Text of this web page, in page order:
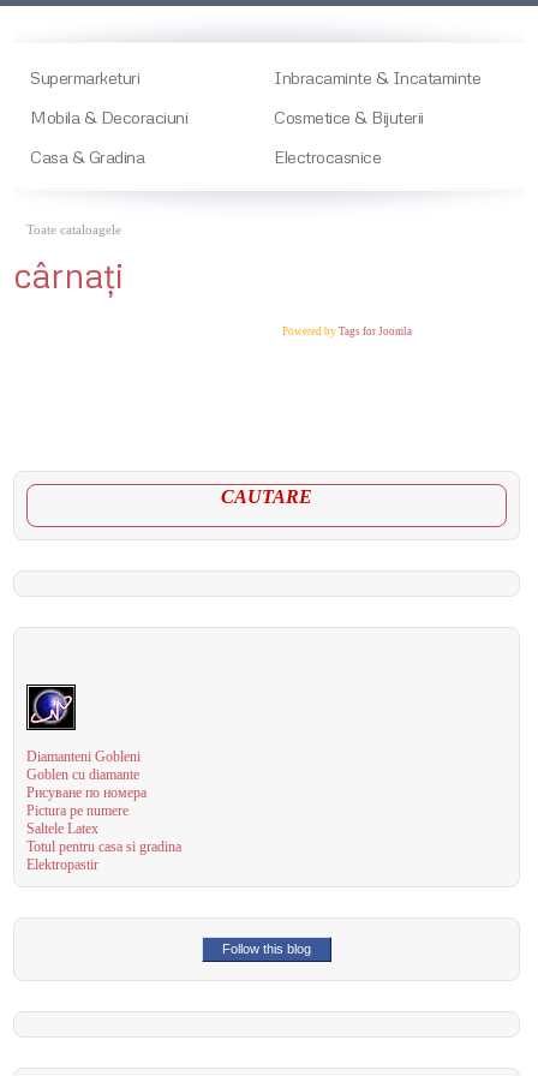
Supermarketuri
Inbracaminte & Incataminte
Mobila & Decoraciuni
Cosmetice & Bijuterii
Casa & Gradina
Electrocasnice
Toate cataloagele
cârnaţi
Powered byTags for Joomla
CAUTARE
Diamanteni Gobleni
Goblen cu diamante
Рисуване по номера
Pictura pe numere
Saltele Latex
Totul pentru casa si gradina
Elektropastir
Follow this blog